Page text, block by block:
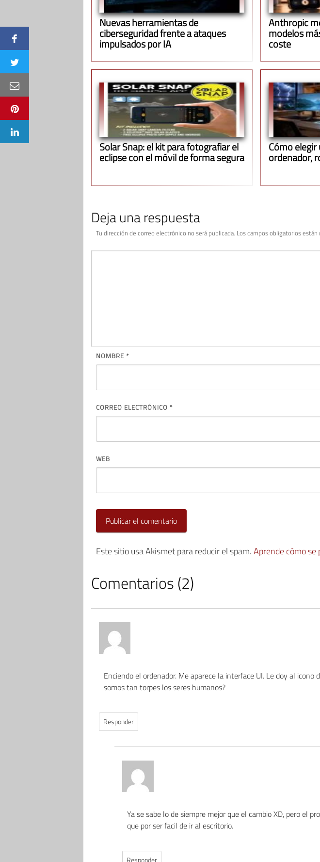
Nuevas herramientas de
ciberseguridad frente a ataques
impulsados por IA
Anthropic
modelos
coste
Solar Snap: el kit para fotografiar el
eclipse con el móvil de forma segura
Cómo
ordenador,
Deja una respuesta
Tu dirección de correo electrónico no será publicada. Los campos obligatorios están
NOMBRE *
CORREO ELECTRÓNICO *
WEB
Este sitio usa Akismet para reducir el spam.Aprende cómo se
Comentarios (2)
Enciendo el ordenador. Me aparece la interface UI. Le doy al icono
somos tan torpes los seres humanos?
Responder
Ya se sabe lo de siempre mejor que el cambio XD, pero el
que por ser facil de ir al escritorio.